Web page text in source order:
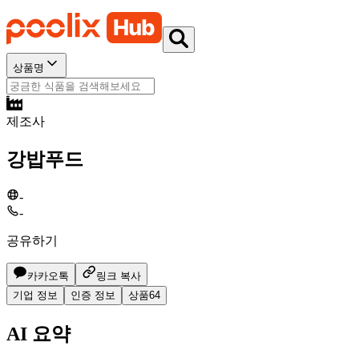
상품명
제조사
강밥푸드
-
-
공유하기
카카오톡
링크 복사
기업 정보
인증 정보 상품64
AI 요약